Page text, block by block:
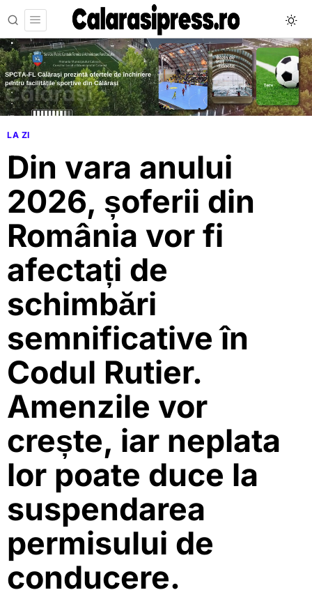
LA ZI
Din vara anului
2026, șoferii din
România vor fi
afectați de
schimbări
semnificative în
Codul Rutier.
Amenzile vor
crește, iar neplata
lor poate duce la
suspendarea
permisului de
conducere.